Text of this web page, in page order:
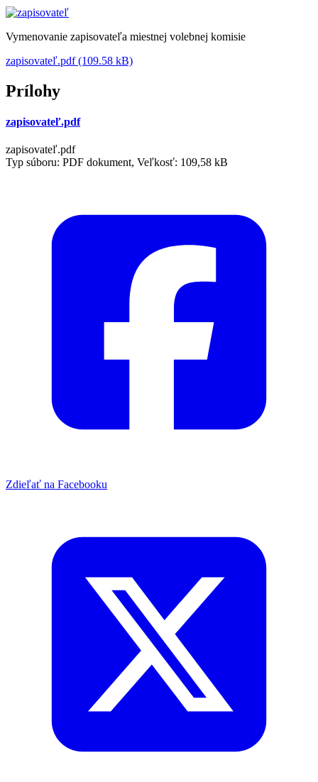
Vymenovanie zapisovateľa miestnej volebnej komisie
zapisovateľ.pdf (109.58 kB)
Prílohy
zapisovateľ.pdf
zapisovateľ.pdf
Typ súboru: PDF dokument, Veľkosť: 109,58 kB
Zdieľať na Facebooku